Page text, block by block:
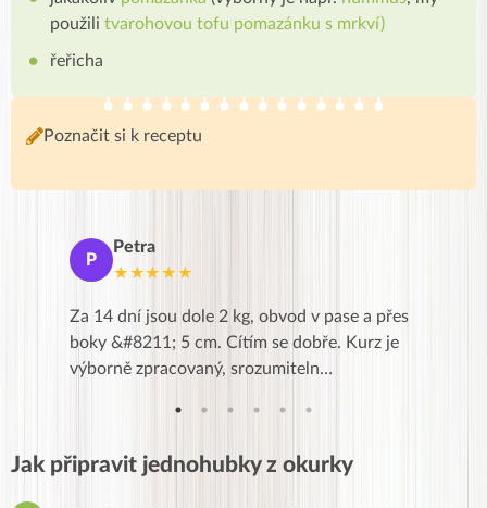
použili tvarohovou tofu pomazánku s mrkví)
řeřicha
Poznačit si k receptu
P
Petra
★★★★★
Za 14 dní jsou dole 2 kg, obvod v pase a přes
boky &#8211; 5 cm. Cítím se dobře. Kurz je
výborně zpracovaný, srozumiteln…
Jak připravit jednohubky z okurky